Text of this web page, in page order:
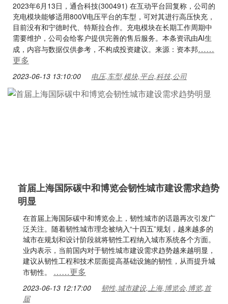
2023年6月13日，通合科技(300491) 在互动平台回复称，公司的
充电模块能够适用800V电压平台的车型，可对其进行高压快充，
目前没有和宁德时代、特斯拉合作。充电模块在长期工作周期中
需要维护，公司会给客户提供完善的售后服务。本条资讯由AI生
成，内容与数据仅供参考，不构成投资建议。来源：资本邦……
更多
2023-06-13 13:10:00 电压,车型,模块,平台,科技,公司
首届上海国际碳中和博览会韧性城市建设需求趋势
明显
在首届上海国际碳中和博览会上，韧性城市的话题再次引发广
泛关注。随着韧性城市理念被纳入“十四五”规划，越来越多的
城市在规划和设计阶段就将韧性工程纳入城市系统各个方面。
业内表示，当前国内对于韧性城市建设需求趋势越来越明显，
建议从韧性工程和技术层面提高基础设施的韧性，从而提升城
市韧性。 ……更多
2023-06-13 12:17:00
韧性,城市建设,上海,博览会,博览,首
届